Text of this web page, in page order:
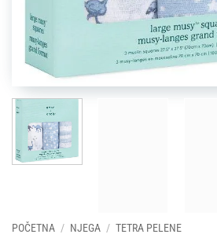
POČETNA / NJEGA / TETRA PELENE